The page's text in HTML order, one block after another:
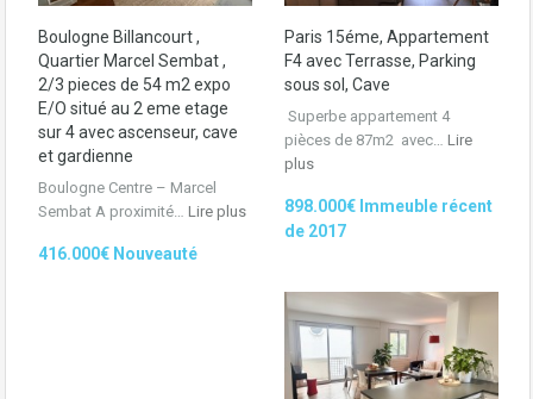
Boulogne Billancourt ,
Quartier Marcel Sembat ,
2/3 pieces de 54 m2 expo
E/O situé au 2 eme etage
sur 4 avec ascenseur, cave
et gardienne
Boulogne Centre – Marcel
Sembat A proximité… Lire plus
416.000€ Nouveauté
Paris 15éme, Appartement
F4 avec Terrasse, Parking
sous sol, Cave
Superbe appartement 4
pièces de 87m2 avec… Lire
plus
898.000€ Immeuble récent
de 2017